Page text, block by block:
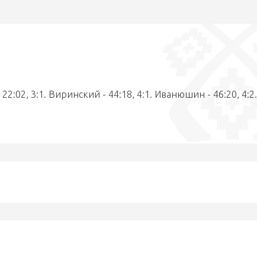
3:1. Виринский - 44:18, 4:1. Иванюшин - 46:20, 4:2.